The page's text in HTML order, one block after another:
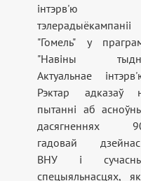
інтэрв'ю
тэлерадыёкампаніі
"Гомель" у
"Навіны
Актуальнае
Рэктар адказаў
пытанні аб
дасягненнях
гадовай
ВНУ і
спецыяльнасцях,